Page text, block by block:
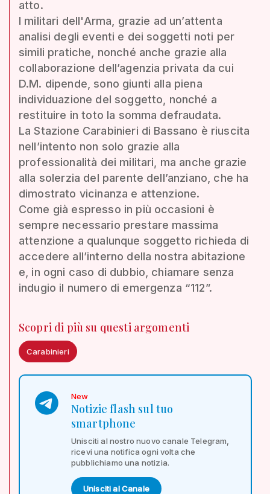
atto.
I militari dell'Arma, grazie ad un’attenta
analisi degli eventi e dei soggetti noti per
simili pratiche, nonché anche grazie alla
collaborazione dell’agenzia privata da cui
D.M. dipende, sono giunti alla piena
individuazione del soggetto, nonché a
restituire in toto la somma defraudata.
La Stazione Carabinieri di Bassano è riuscita
nell’intento non solo grazie alla
professionalità dei militari, ma anche grazie
alla solerzia del parente dell’anziano, che ha
dimostrato vicinanza e attenzione.
Come già espresso in più occasioni è
sempre necessario prestare massima
attenzione a qualunque soggetto richieda di
accedere all’interno della nostra abitazione
e, in ogni caso di dubbio, chiamare senza
indugio il numero di emergenza “112”.
Scopri di più su questi argomenti
Carabinieri
New
Notizie flash sul tuo
smartphone
Unisciti al nostro nuovo canale Telegram,
ricevi una notifica ogni volta che
pubblichiamo una notizia.
Unisciti al Canale